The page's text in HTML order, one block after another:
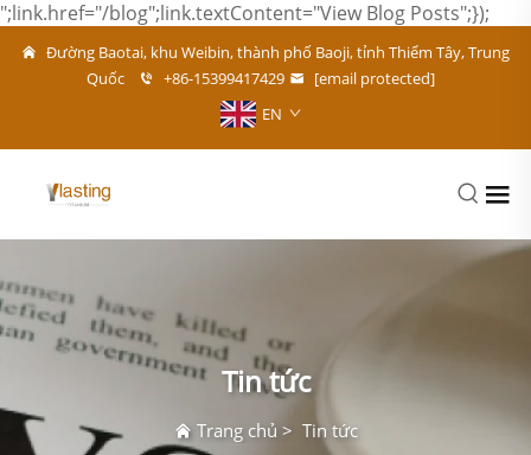
";link.href="/blog";link.textContent="View Blog Posts";});
Đường Baotai, khu Weibin, thành phố Baoji, tỉnh Thiểm Tây, Trung
Quốc
+86-15399417429
[email protected]
EN
Tin tức
Trang chủ > Tin tức